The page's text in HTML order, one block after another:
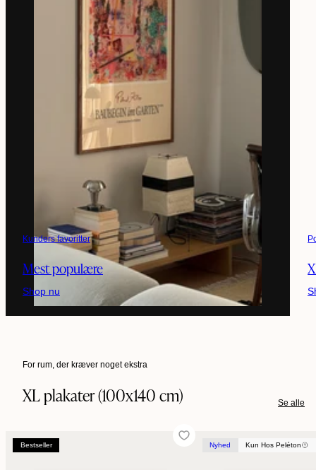
Kunders favoritter
Mest populære
Shop nu
For rum, der kræver noget ekstra
XL plakater (100x140 cm) Se alle
Bestseller Bestseller
Nyhed Kun Hos Peléton